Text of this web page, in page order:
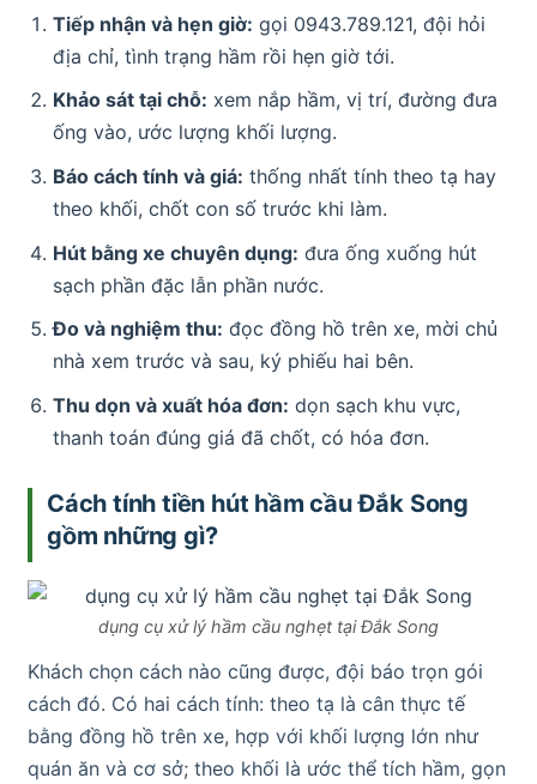
Tiếp nhận và hẹn giờ: gọi 0943.789.121, đội hỏi
địa chỉ, tình trạng hầm rồi hẹn giờ tới.
Khảo sát tại chỗ: xem nắp hầm, vị trí, đường đưa
ống vào, ước lượng khối lượng.
Báo cách tính và giá: thống nhất tính theo tạ hay
theo khối, chốt con số trước khi làm.
Hút bằng xe chuyên dụng: đưa ống xuống hút
sạch phần đặc lẫn phần nước.
Đo và nghiệm thu: đọc đồng hồ trên xe, mời chủ
nhà xem trước và sau, ký phiếu hai bên.
Thu dọn và xuất hóa đơn: dọn sạch khu vực,
thanh toán đúng giá đã chốt, có hóa đơn.
Cách tính tiền hút hầm cầu Đắk Song
gồm những gì?
dụng cụ xử lý hầm cầu nghẹt tại Đắk Song
Khách chọn cách nào cũng được, đội báo trọn gói
cách đó. Có hai cách tính: theo tạ là cân thực tế
bằng đồng hồ trên xe, hợp với khối lượng lớn như
quán ăn và cơ sở; theo khối là ước thể tích hầm, gọn